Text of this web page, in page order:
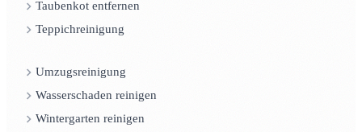
Taubenkot entfernen
Teppichreinigung
Umzugsreinigung
Wasserschaden reinigen
Wintergarten reinigen